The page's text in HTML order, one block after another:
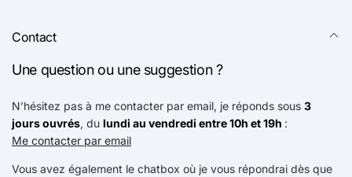
Contact
Une question ou une suggestion ?
N’hésitez pas à me contacter par email, je réponds sous 3
jours ouvrés, du lundi au vendredi entre 10h et 19h :
Me contacter par email
Vous avez également le chatbox où je vous répondrai dès que